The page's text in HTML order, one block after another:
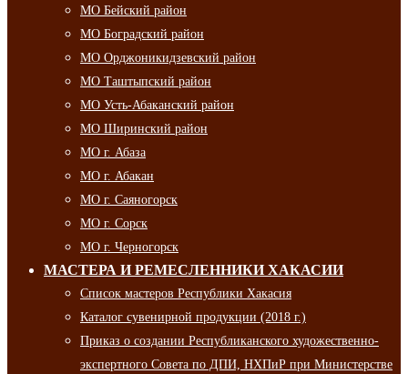
МО Бейский район
МО Боградский район
МО Орджоникидзевский район
МО Таштыпский район
МО Усть-Абаканский район
МО Ширинский район
МО г. Абаза
МО г. Абакан
МО г. Саяногорск
МО г. Сорск
МО г. Черногорск
МАСТЕРА И РЕМЕСЛЕННИКИ ХАКАСИИ
Список мастеров Республики Хакасия
Каталог сувенирной продукции (2018 г.)
Приказ о создании Республиканского художественно-
экспертного Совета по ДПИ, НХПиР при Министерстве